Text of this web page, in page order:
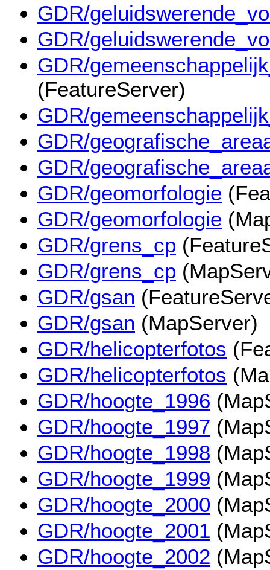
GDR/
GDR/
GDR/
(FeatureServer)
GDR/
GDR/
GDR/
GDR/geomorfologie
GDR/geomorfologie
GDR/grens_cp
GDR/grens_cp
GDR/gsan
GDR/gsan (MapServer)
GDR/helicopterfotos
GDR/helicopterfotos
GDR/hoogte_1996
GDR/hoogte_1997
GDR/hoogte_1998
GDR/hoogte_1999
GDR/hoogte_2000
GDR/hoogte_2001
GDR/hoogte_2002